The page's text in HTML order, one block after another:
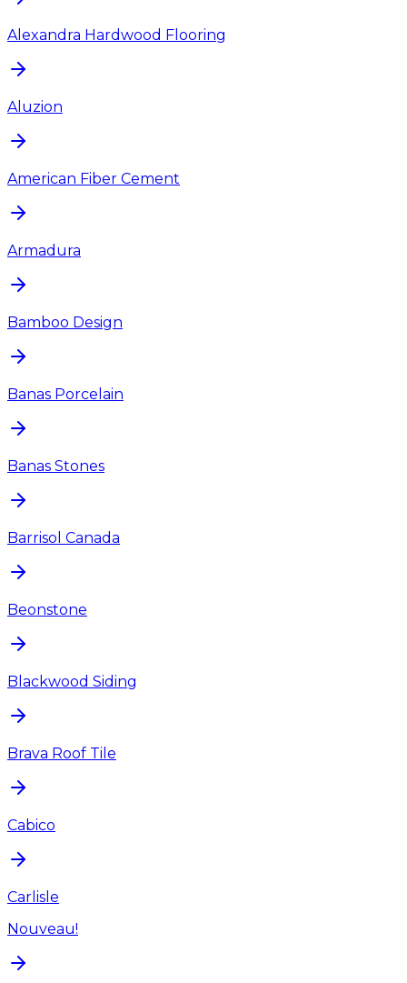
Alexandra Hardwood Flooring
Aluzion
American Fiber Cement
Armadura
Bamboo Design
Banas Porcelain
Banas Stones
Barrisol Canada
Beonstone
Blackwood Siding
Brava Roof Tile
Cabico
Carlisle
Nouveau!